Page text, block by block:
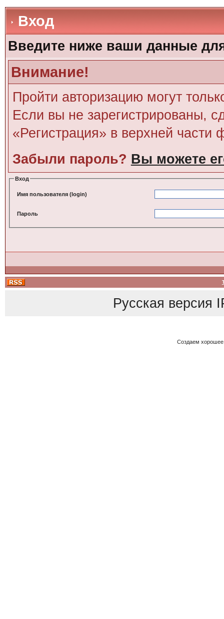
Вход
Введите ниже ваши данные
Внимание!
Пройти авторизацию могут
Если вы не зарегистрированы,
«Регистрация» в верхней части
Забыли пароль? Вы можете
Вход
Имя пользователя (login)
Пароль
Русская версия
Создаем